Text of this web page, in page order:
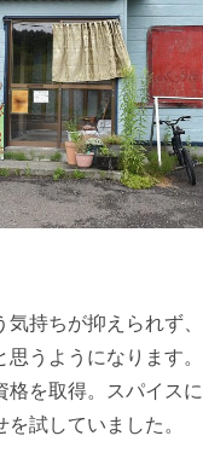
気持ちが抑えられず
思うようになります
格を取得。スパイス
試していました。